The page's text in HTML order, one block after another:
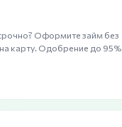
Оформите займ без
карту. Одобрение до 95%